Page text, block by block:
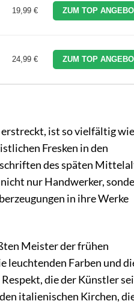
19,99 € ZUM TOP
24,99 € ZUM TOP
ist so vielfältig
Fresken in den
des späten
nur Handwerker,
in ihre Werke
Meister der frühen
leuchtenden Farben und
die der Künstler
italienischen Kirchen,